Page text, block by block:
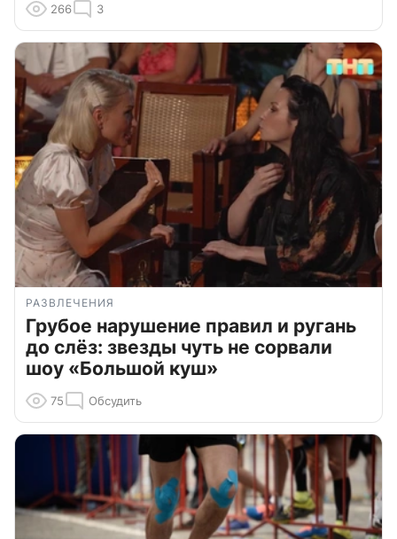
266 3
РАЗВЛЕЧЕНИЯ
Грубое нарушение правил и ругань
до слёз: звезды чуть не сорвали
шоу «Большой куш»
75 Обсудить